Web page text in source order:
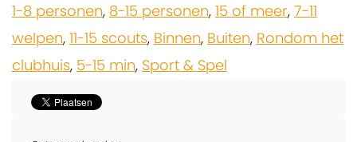
1-8 personen, 8-15 personen, 15 of meer, 7-11
welpen, 11-15 scouts, Binnen, Buiten, Rondom het
clubhuis, 5-15 min, Sport & Spel